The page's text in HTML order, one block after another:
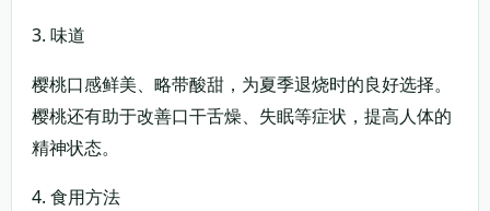
3. 味道
樱桃口感鲜美、略带酸甜，为夏季退烧时的良好选择。
樱桃还有助于改善口干舌燥、失眠等症状，提高人体的
精神状态。
4. 食用方法